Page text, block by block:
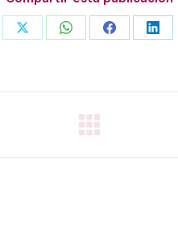
Share Share Share Share